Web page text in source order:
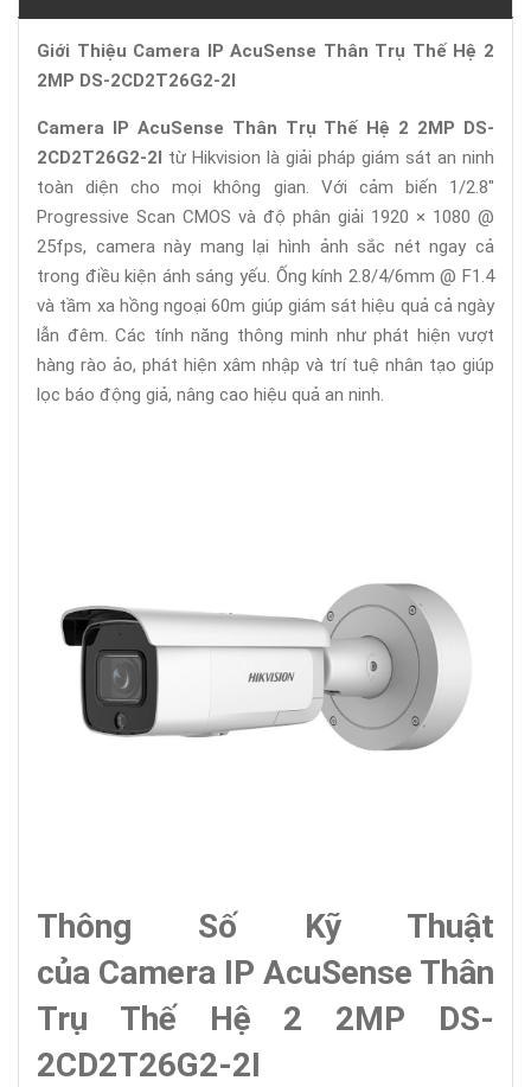
Giới Thiệu Camera IP AcuSense Thân Trụ Thế Hệ 2
2MP DS-2CD2T26G2-2I
Camera IP AcuSense Thân Trụ Thế Hệ 2 2MP DS-
2CD2T26G2-2I từ Hikvision là giải pháp giám sát an ninh
toàn diện cho mọi không gian. Với cảm biến 1/2.8"
Progressive Scan CMOS và độ phân giải 1920 × 1080 @
25fps, camera này mang lại hình ảnh sắc nét ngay cả
trong điều kiện ánh sáng yếu. Ống kính 2.8/4/6mm @ F1.4
và tầm xa hồng ngoại 60m giúp giám sát hiệu quả cả ngày
lẫn đêm. Các tính năng thông minh như phát hiện vượt
hàng rào ảo, phát hiện xâm nhập và trí tuệ nhân tạo giúp
lọc báo động giả, nâng cao hiệu quả an ninh.
Thông Số Kỹ Thuật
của Camera IP AcuSense Thân
Trụ Thế Hệ 2 2MP DS-
2CD2T26G2-2I